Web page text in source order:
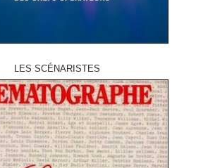
LES SCÉNARISTES